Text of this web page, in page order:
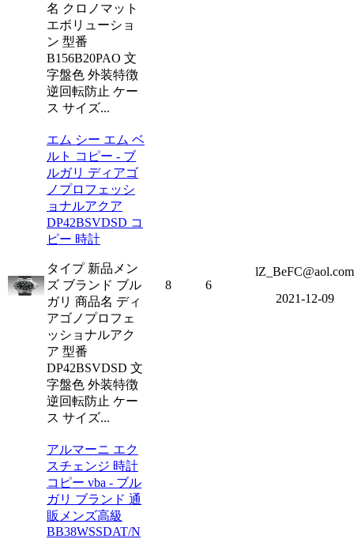
名 クロノマット
エボリューショ
ン 型番
B156B20PAO 文
字盤色 外装特徴
逆回転防止 ケー
ス サイズ...
エム シー エム ベ
ルト コピー - ブ
ルガリ ディアゴ
ノプロフェッシ
ョナルアクア
DP42BSVDSD コ
ピー 時計
タイプ 新品メン
ズ ブランド ブル
ガリ 商品名 ディ
アゴノプロフェ
ッショナルアク
ア 型番
DP42BSVDSD 文
字盤色 外装特徴
逆回転防止 ケー
ス サイズ...
8 6
lZ_BeFC@aol.com
2021-12-09
アルマーニ エク
スチェンジ 時計
コピー vba - ブル
ガリ ブランド 通
販メンズ高級
BB38WSSDAT/N